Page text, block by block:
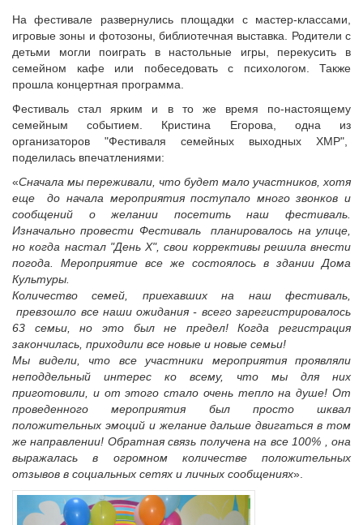
Конкурсы Совета
Семинары Совета
Издания Совета
Вопрос-ответ
ОКМО
Информационный бюллетень МСУ
НАСЕЛЕНИЕ И МСУ
ТОС
Лучшие практики ТОС
Ревизионная комиссия
Палаты Совета
Комитеты Совета
Правление Совета
Обработка персональных данных
Партнеры Совета
Полезные ссылки
Инвестиционные порталы муниципальных образований
Контактная информация
НОВОСТИ
СМИ о нас
МЕТОДИЧЕСКИЙ РАЗДЕЛ
Опыт регионов
Методические материалы
Опыт муниципалитетов
Судебная практика
Мнение специалиста
Конкурсы Совета
Семинары Совета
Издания Совета
Вопрос-ответ
ВАРМСУ
На фестивале развернулись площадки с мастер-классами,
игровые зоны и фотозоны, библиотечная выставка. Родители с
детьми могли поиграть в настольные игры, перекусить в
семейном кафе или побеседовать с психологом. Также
прошла концертная программа.
Фестиваль стал ярким и в то же время по-настоящему
семейным событием. Кристина Егорова, одна из
организаторов "Фестиваля семейных выходных ХМР",
поделилась впечатлениями:
«Сначала мы переживали, что будет мало участников, хотя
еще до начала мероприятия поступало много звонков и
сообщений о желании посетить наш фестиваль.
Изначально провести Фестиваль планировалось на улице,
но когда настал "День Х", свои коррективы решила внести
погода. Мероприятие все же состоялось в здании Дома
Культуры.
Количество семей, приехавших на наш фестиваль,
превзошло все наши ожидания - всего зарегистрировалось
63 семьи, но это был не предел! Когда регистрация
закончилась, приходили все новые и новые семьи!
Мы видели, что все участники мероприятия проявляли
неподдельный интерес ко всему, что мы для них
приготовили, и от этого стало очень тепло на душе! От
проведенного мероприятия был просто шквал
положительных эмоций и желание дальше двигаться в том
же направлении! Обратная связь получена на все 100% , она
выражалась в огромном количестве положительных
отзывов в социальных сетях и личных сообщениях».